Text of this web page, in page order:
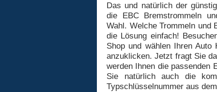
Das und natürlich der
die EBC Bremstrommeln
Wahl. Welche Trommeln und
die Lösung einfach!
Shop und wählen Ihren
anzuklicken. Jetzt fragt Sie
werden Ihnen die passenden
Sie natürlich auch die
Typschlüsselnummer aus